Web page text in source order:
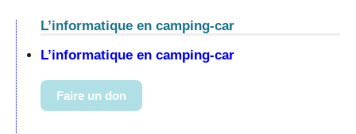
L’informatique en camping-car
L’informatique en camping-car
Faire un don